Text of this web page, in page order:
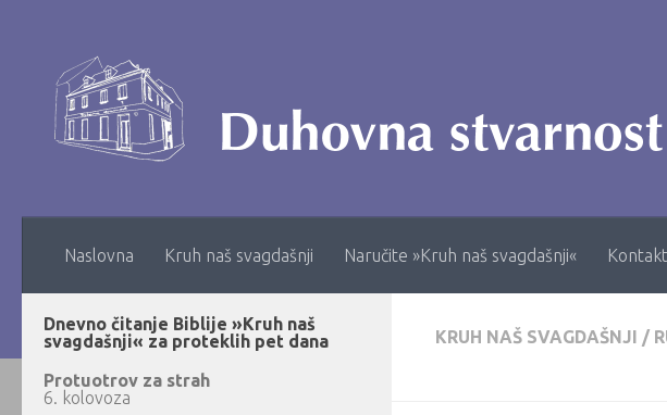
Naslovna Kruh naš svagdašnji Naručite »Kruh naš svagdašnji« Kontakt
KRUH NAŠ SVAGDAŠNJI /
Dnevno čitanje Biblije »Kruh naš
svagdašnji« za proteklih pet dana
Protuotrov za strah
6. kolovoza